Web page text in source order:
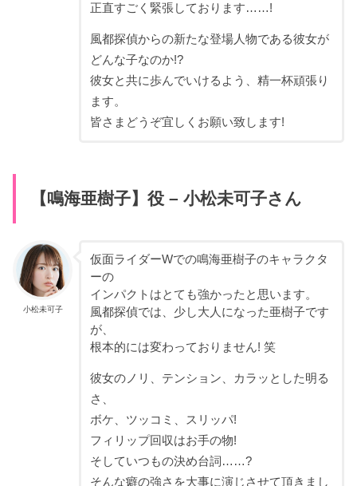
正直すごく緊張しております……!
風都探偵からの新たな登場人物である彼女が
どんな子なのか!?
彼女と共に歩んでいけるよう、精一杯頑張り
ます。
皆さまどうぞ宜しくお願い致します!
【鳴海亜樹子】役 – 小松未可子さん
小松未可子
仮面ライダーWでの鳴海亜樹子のキャラクタ
ーの
インパクトはとても強かったと思います。
風都探偵では、少し大人になった亜樹子です
が、
根本的には変わっておりません! 笑
彼女のノリ、テンション、カラッとした明る
さ、
ボケ、ツッコミ、スリッパ!
フィリップ回収はお手の物!
そしていつもの決め台詞……?
そんな癖の強さを大事に演じさせて頂きまし